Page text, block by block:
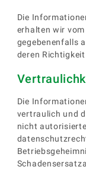
Die
erhalten wir
gegebenenfalls
deren
Die
vertraulich und
nicht